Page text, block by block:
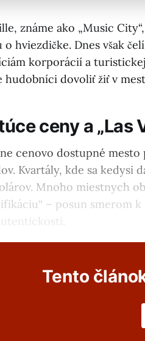
známe ako „Music
o hviezdičke. Dnes však
korporácií a
hudobníci dovoliť žiť v
ceny a „Las
cenovo dostupné
Kvartály, kde sa kedysi
Mnoho miestnych
– posun smerom
Tento